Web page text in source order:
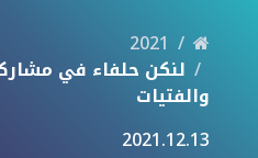
2021
لنكن حلفاء في
والفتيات
2021.12.13